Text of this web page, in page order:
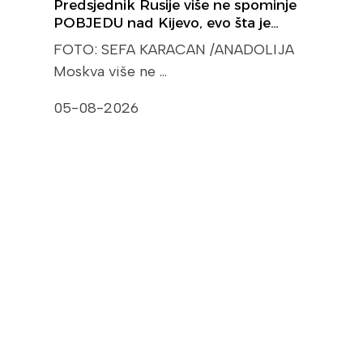
Predsjednik Rusije više ne spominje
POBJEDU nad Kijevo, evo šta je…
FOTO: SEFA KARACAN /ANADOLIJA
Moskva više ne …
05-08-2026